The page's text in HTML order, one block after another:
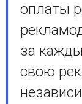
оплаты
за
свою